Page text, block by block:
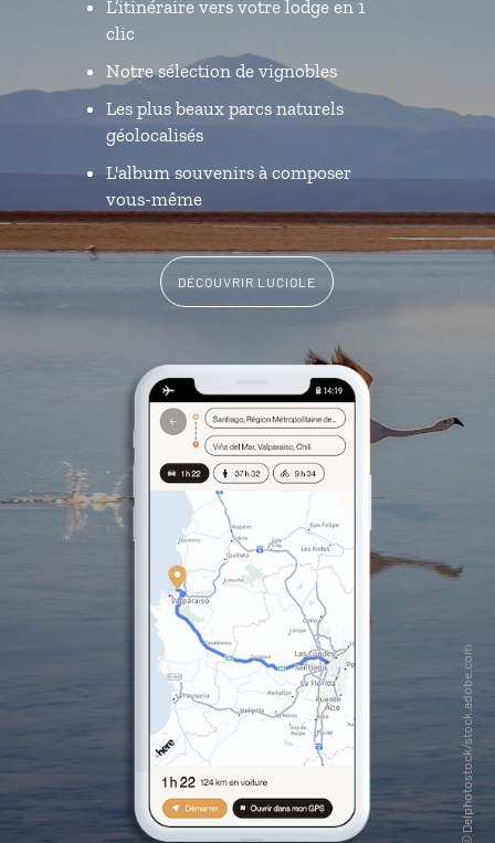
L’itinéraire vers votre lodge en 1
clic
Notre sélection de vignobles
Les plus beaux parcs naturels
géolocalisés
L'album souvenirs à composer
vous-même
DÉCOUVRIR LUCIOLE